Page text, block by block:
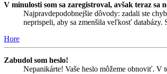
V minulosti som sa zaregistroval, avšak teraz sa
Najpravdepodobnejšie dôvody: zadali ste
neprispeli, aby sa zmenšila veľkosť databázy.
Hore
Zabudol som heslo!
Nepanikárte! Vaše heslo môžeme obnoviť. V